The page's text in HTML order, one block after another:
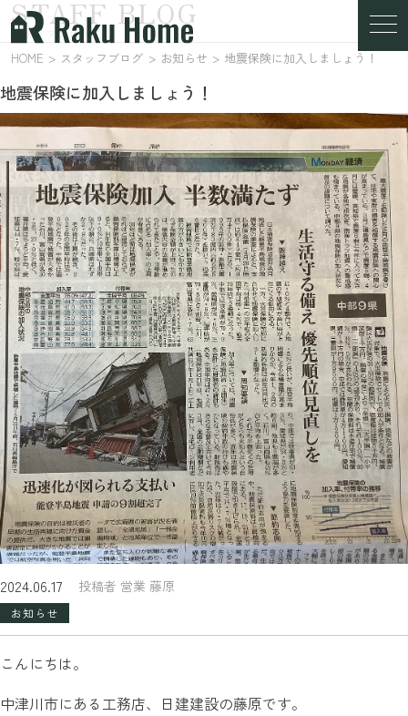
スタッフブログ
STAFF BLOG
HOME スタッフブログ お知らせ 地震保険に加入しましょう！
地震保険に加入しましょう！
2024.06.17 投稿者 営業 藤原
お知らせ
こんにちは。
中津川市にある工務店、日建建設の藤原です。